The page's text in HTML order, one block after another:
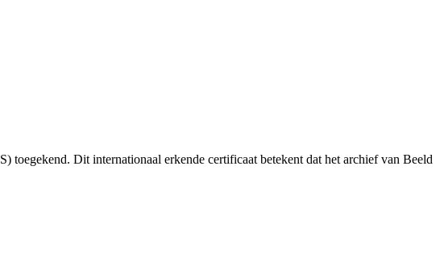
toegekend. Dit internationaal erkende certificaat betekent dat het archief van Beeld